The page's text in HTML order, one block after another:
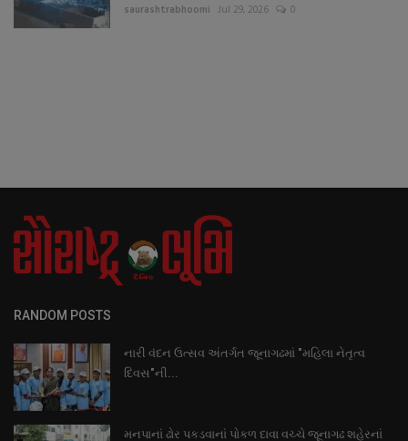
saurashtrabhoomi Jul 29, 2026 0
RANDOM POSTS
નારી વંદન ઉત્સવ અંતર્ગત જૂનાગઢમાં "મહિલા નેતૃત્વ
દિવસ"ની...
મનપાનાં ઢોર પકડવાનાં પોકળ દાવા વચ્ચે જૂનાગઢ શહેરનાં